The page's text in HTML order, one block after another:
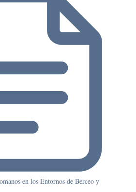
en los Entornos de Berceo y